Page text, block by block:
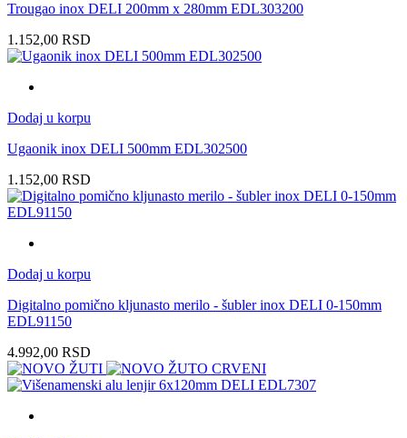
Trougao inox DELI 200mm x 280mm EDL303200
1.152,00 RSD
Dodaj u korpu
Ugaonik inox DELI 500mm EDL302500
1.152,00 RSD
Dodaj u korpu
Digitalno pomično kljunasto merilo - šubler inox DELI 0-150mm
EDL91150
4.992,00 RSD